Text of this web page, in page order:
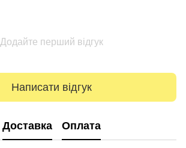
Додайте перший відгук
Написати відгук
Доставка Оплата